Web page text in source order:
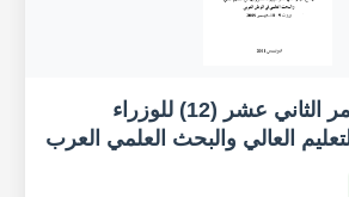
كتاب وقائع المؤتمر الثاني عشر (12) للوزراء
العالي والبحث العلمي العرب